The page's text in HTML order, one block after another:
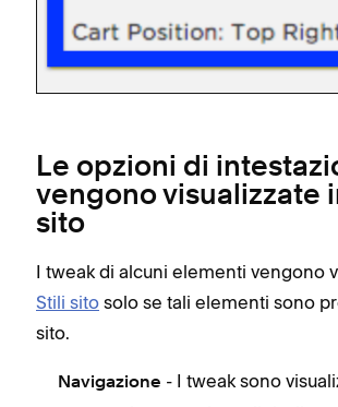
Le opzioni di
vengono visualizzate
sito
I tweak di alcuni elementi vengono
Stili sito solo se tali elementi sono
sito.
Navigazione - I tweak sono